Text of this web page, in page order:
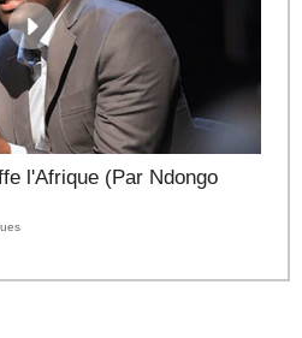
l'Afrique (Par Ndongo